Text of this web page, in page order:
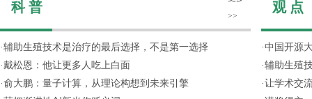
科 普
>>
·辅助生殖技术是治疗的最后选择，不是第一选择
·戴松恩：他让更多人吃上白面
·俞大鹏：量子计算，从理论构想到未来引擎
观 点
·中国开源
·辅助生殖
·让学术交